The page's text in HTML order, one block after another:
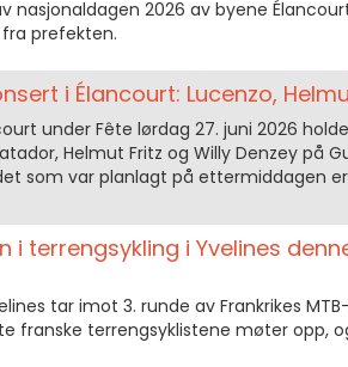
nasjonaldagen 2026 av byene
prefekten.
i Élancourt: Lucenzo,
under Fête lørdag 27. juni 2026
Helmut Fritz og Willy Denzey på
som var planlagt på ettermiddagen er
i terrengsykling i Yvelines
tar imot 3. runde av Frankrikes
franske terrengsyklistene møter opp,